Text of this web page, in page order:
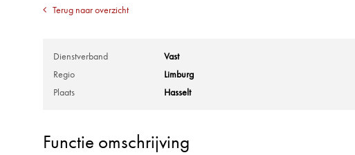
Terug naar overzicht
Dienstverband
Vast
Regio
Limburg
Plaats
Hasselt
Functie omschrijving